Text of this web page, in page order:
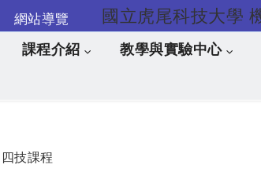
網站導覽
內容
課程介紹 教學與實驗中心
技課程